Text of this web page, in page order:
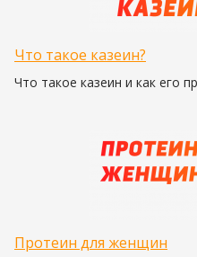
Что такое казеин?
Что такое казеин и как его
Протеин для женщин